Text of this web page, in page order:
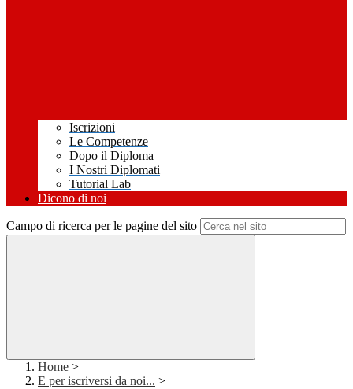
Iscrizioni
Le Competenze
Dopo il Diploma
I Nostri Diplomati
Tutorial Lab
Dicono di noi
Campo di ricerca per le pagine del sito
Home >
E per iscriversi da noi... >